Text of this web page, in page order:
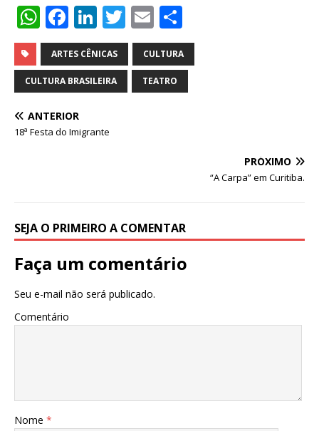
W
h
at
s
A
p
F
a
c
e
b
o
Li
n
k
e
n
T
w
it
te
E
m
ai
l
h
ar
e
ARTES CÊNICAS CULTURA
CULTURA BRASILEIRA TEATRO
ANTERIOR
18ª Festa do Imigrante
PRÓXIMO
“A Carpa” em Curitiba.
SEJA O PRIMEIRO A COMENTAR
Faça um comentário
Seu e-mail não será publicado.
Comentário
Nome *